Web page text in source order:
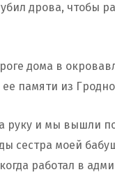
дрова, чтобы
дома в
памяти из
руку и мы вышли
сестра моей
работал в